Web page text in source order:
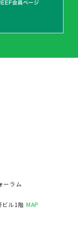
ーラム
ル1階 MAP